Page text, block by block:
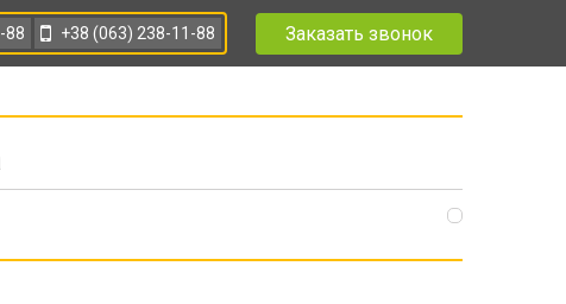
88 +38 (063) 238-11-88 Заказать звонок